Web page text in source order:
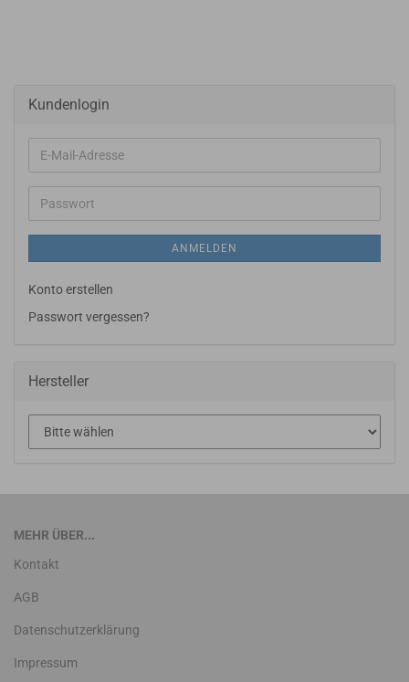
Kundenlogin
E-
Mail-
Adresse
Passwort
ANMELDEN
Konto erstellen
Passwort vergessen?
Hersteller
MEHR ÜBER...
Kontakt
AGB
Datenschutzerklärung
Impressum